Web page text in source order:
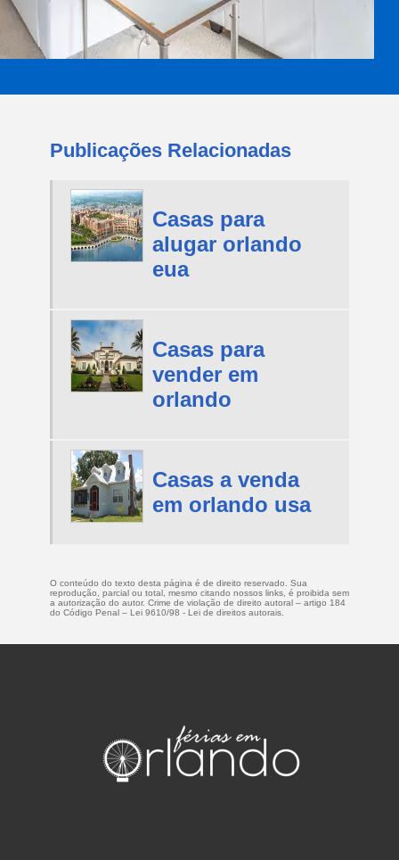
Publicações Relacionadas
Casas para
alugar orlando
eua
Casas para
vender em
orlando
Casas a venda
em orlando usa
O conteúdo do texto desta página é de direito reservado. Sua
reprodução, parcial ou total, mesmo citando nossos links, é proibida sem
a autorização do autor. Crime de violação de direito autoral – artigo 184
do Código Penal – Lei 9610/98 - Lei de direitos autorais